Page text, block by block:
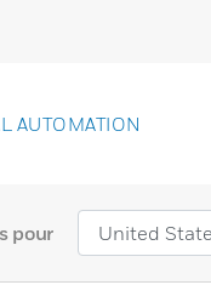
AUTOMATION
pour